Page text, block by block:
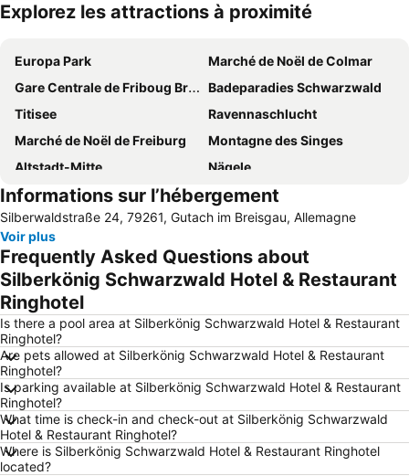
Explorez les attractions à proximité
Europa Park
Marché de Noël de Colmar
Gare Centrale de Friboug Breisgau
Badeparadies Schwarzwald
Titisee
Ravennaschlucht
Marché de Noël de Freiburg
Montagne des Singes
Altstadt-Mitte
Nägele
La Petite Venise
Schluchsee
Centre
Feldberg
Cassiopeia Thermal Spa
Seeblick
Solemar
Cigoland - Parc des Cigognes et Attractions
Gare de Colmar
Canyon de Wutach
Steinwasen-Park
Brauerei Rothaus
Kurpark Titisee
Münsterplatz
Schauisland
Ancien Hôtel de Ville de Freiburg
Belchen-Seilbahn
Feldsee
Volerie des Aigles
Informations sur l’hébergement
Silberwaldstraße 24, 79261, Gutach im Breisgau, Allemagne
Voir plus
Frequently Asked Questions about
Silberkönig Schwarzwald Hotel & Restaurant
Ringhotel
Is there a pool area at Silberkönig Schwarzwald Hotel & Restaurant
Ringhotel?
Are pets allowed at Silberkönig Schwarzwald Hotel & Restaurant
Ringhotel?
Is parking available at Silberkönig Schwarzwald Hotel & Restaurant
Ringhotel?
What time is check-in and check-out at Silberkönig Schwarzwald
Hotel & Restaurant Ringhotel?
Where is Silberkönig Schwarzwald Hotel & Restaurant Ringhotel
located?